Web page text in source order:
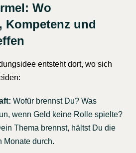
Wo
Kompetenz und
entsteht dort, wo sich
Wofür brennst Du? Was
wenn Geld keine Rolle spielte?
Thema brennst, hältst Du die
Monate durch.